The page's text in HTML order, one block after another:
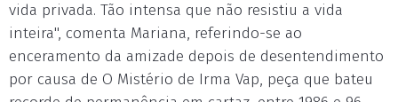
vida privada. Tão intensa que não resistiu a vida
inteira", comenta Mariana, referindo-se ao
enceramento da amizade depois de desentendimento
por causa de O Mistério de Irma Vap, peça que bateu